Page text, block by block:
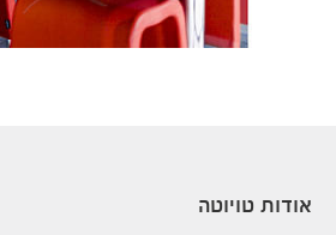
אודות טויוטה